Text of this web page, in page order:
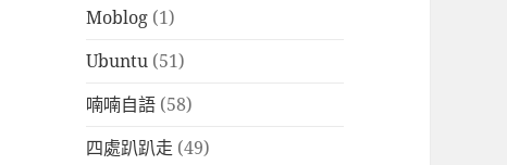
Moblog (1)
Ubuntu (51)
喃喃自語 (58)
四處趴趴走 (49)